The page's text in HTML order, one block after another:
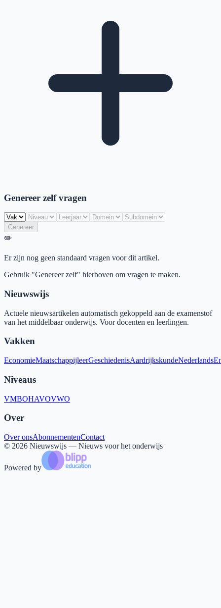
Genereer zelf vragen
Genereer
✏️
Er zijn nog geen standaard vragen voor dit artikel.
Gebruik "Genereer zelf" hierboven om vragen te maken.
Nieuwswijs
Actuele nieuwsartikelen automatisch gekoppeld aan de examenstof
van het middelbaar onderwijs. Voor docenten en leerlingen.
Vakken
EconomieMaatschappijleerGeschiedenisAardrijkskundeNederlands
Niveaus
VMBOHAVOVWO
Over
Over onsAbonnementenContact
© 2026 Nieuwswijs — Nieuws voor het onderwijs
Powered by